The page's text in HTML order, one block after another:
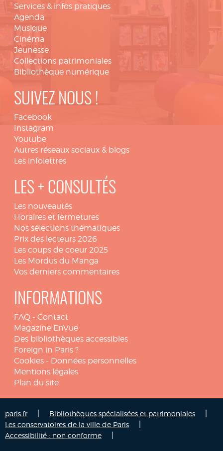
Services & infos pratiques
Agenda
Musique
Cinéma
Jeunesse
Collections patrimoniales
Bibliothèque numérique
SUIVEZ NOUS !
Facebook
Instagram
Youtube
Autres réseaux sociaux & blogs
Les infolettres
LES + CONSULTÉS
Les nouveautés
Horaires et fermetures
Nos sélections thématiques
Prix des lecteurs 2026
Les coups de coeur 2025
Les Mordus du Manga
Vos derniers commentaires
INFORMATIONS
FAQ - Contact
Magazine EnVue
Des bibliothèques accessibles
Foreign in Paris ?
Cookies - Données personnelles
Mentions légales
Plan du site
paris.fr Bibliothèques spécialisées et patrimoniales
Les conservatoires de la ville de Paris
Accessibilité : non conforme